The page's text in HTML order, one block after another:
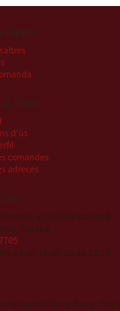
d'ús
comandes
adreces
57, 08206 Sabadell
España
11:30-16:30, 19:30-23:15
Changsheng. Tots